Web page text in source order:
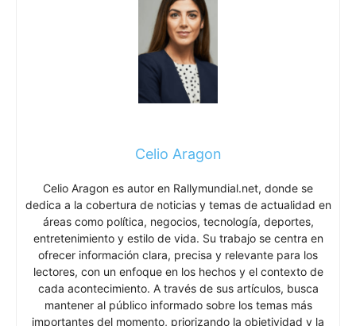
Celio Aragon
Celio Aragon es autor en Rallymundial.net, donde se
dedica a la cobertura de noticias y temas de actualidad en
áreas como política, negocios, tecnología, deportes,
entretenimiento y estilo de vida. Su trabajo se centra en
ofrecer información clara, precisa y relevante para los
lectores, con un enfoque en los hechos y el contexto de
cada acontecimiento. A través de sus artículos, busca
mantener al público informado sobre los temas más
importantes del momento, priorizando la objetividad y la